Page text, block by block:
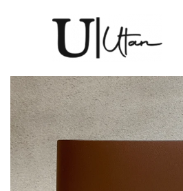
Produse
Portofele Dama
Tulip
Portofele Barbati
Minimalist / Card Holder
Curele
Genti